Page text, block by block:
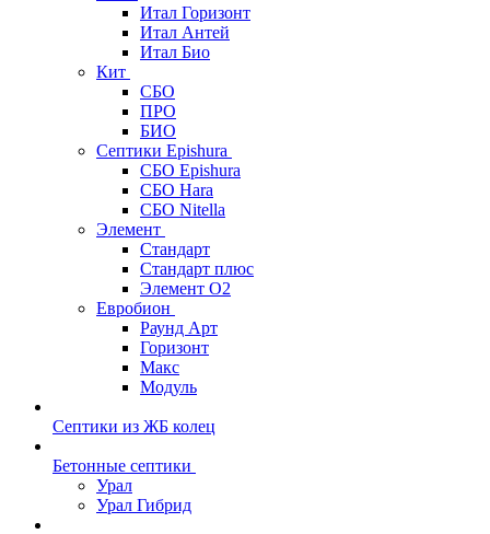
Итал Горизонт
Итал Антей
Итал Био
Кит
СБО
ПРО
БИО
Септики Epishura
СБО Epishura
СБО Hara
СБО Nitella
Элемент
Стандарт
Стандарт плюс
Элемент О2
Евробион
Раунд Арт
Горизонт
Макс
Модуль
Септики из ЖБ колец
Бетонные септики
Урал
Урал Гибрид